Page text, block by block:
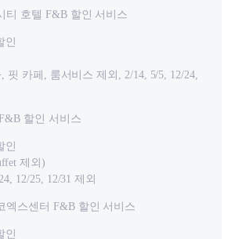
티 호텔 F&B 할인 서비스
인
핏 카페, 룸서비스 제외, 2/14, 5/5, 12/24,
할인 서비스
인
제외)
12/25, 12/31 제외
엑스센터 F&B 할인 서비스
인